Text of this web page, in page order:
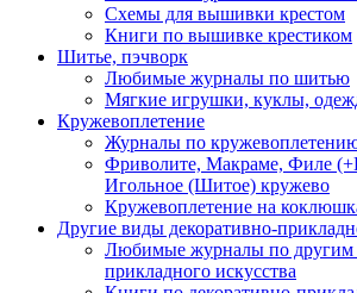
Схемы для вышивки крестом
Книги по вышивке крестиком
Шитье, пэчворк
Любимые журналы по шитью
Мягкие игрушки, куклы,
Кружевоплетение
Журналы по
Фриволите, Макраме, Филе
Игольное (Шитое) кружево
Кружевоплетение на
Другие виды декоративно-
Любимые журналы по другим
прикладного искусства